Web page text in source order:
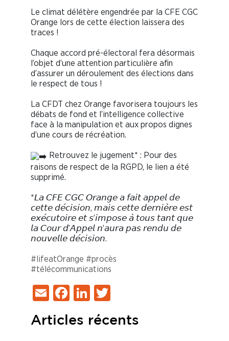
Le climat délétère engendrée par la CFE CGC
Orange lors de cette élection laissera des
traces !
Chaque accord pré-électoral fera désormais
l’objet d’une attention particulière afin
d’assurer un déroulement des élections dans
le respect de tous !
La CFDT chez Orange favorisera toujours les
débats de fond et l’intelligence collective
face à la manipulation et aux propos dignes
d’une cours de récréation.
Retrouvez le jugement* : Pour des
raisons de respect de la RGPD, le lien a été
supprimé.
*𝘓𝘢 𝘊𝘍𝘌 𝘊𝘎𝘊 𝘖𝘳𝘢𝘯𝘨𝘦 𝘢 𝘧𝘢𝘪𝘵 𝘢𝘱𝘱𝘦𝘭 𝘥𝘦
𝘤𝘦𝘵𝘵𝘦 𝘥𝘦́𝘤𝘪𝘴𝘪𝘰𝘯, 𝘮𝘢𝘪𝘴 𝘤𝘦𝘵𝘵𝘦 𝘥𝘦𝘳𝘯𝘪𝘦̀𝘳𝘦 𝘦𝘴𝘵
𝘦𝘹𝘦́𝘤𝘶𝘵𝘰𝘪𝘳𝘦 𝘦𝘵 𝘴’𝘪𝘮𝘱𝘰𝘴𝘦 𝘢̀ 𝘵𝘰𝘶𝘴 𝘵𝘢𝘯𝘵 𝘲𝘶𝘦
𝘭𝘢 𝘊𝘰𝘶𝘳 𝘥’𝘈𝘱𝘱𝘦𝘭 𝘯’𝘢𝘶𝘳𝘢 𝘱𝘢𝘴 𝘳𝘦𝘯𝘥𝘶 𝘥𝘦
𝘯𝘰𝘶𝘷𝘦𝘭𝘭𝘦 𝘥𝘦́𝘤𝘪𝘴𝘪𝘰𝘯.
#lifeatOrange #procès
#télécommunications
EmailFacebook
LinkedIn
Articles récents